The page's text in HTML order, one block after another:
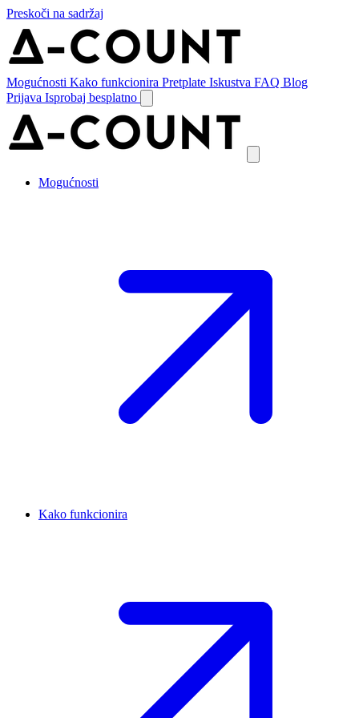
Preskoči na sadržaj
Mogućnosti Kako funkcionira Pretplate Iskustva FAQ Blog
Prijava Isprobaj besplatno
Mogućnosti
Kako funkcionira